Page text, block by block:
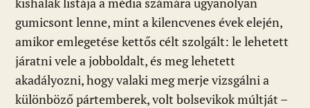
gumicsont lenne, mint a kilencvenes évek elején,
amikor emlegetése kettős célt szolgált: le lehetett
járatni vele a jobboldalt, és meg lehetett
akadályozni, hogy valaki meg merje vizsgálni a
különböző pártemberek, volt bolsevikok múltját –